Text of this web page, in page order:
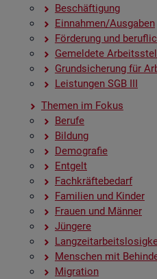
Be­schäf­ti­gung
Ein­nah­men/Aus­ga­ben
För­de­rung und
Ge­mel­de­te
Grund­si­che­rung für
Leis­tun­gen SGB III
The­men im Fokus
Be­ru­fe
Bil­dung
De­mo­gra­fie
Ent­gelt
Fach­kräf­te­be­darf
Fa­mi­li­en und Kin­der
Frau­en und Män­ner
Jün­ge­re
Men­schen mit
Mi­gra­ti­on